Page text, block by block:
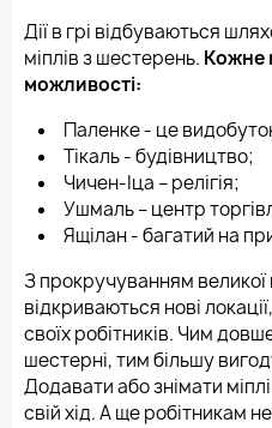
Дії в грі відбуваються
міплів з шестерень. Кожне
можливості:
Паленке - це
Тікаль - будівництво;
Чичен-Іца – релігія;
Ушмаль – центр
Ящілан - багатий на
З прокручуванням великої
відкриваються нові
своїх робітників. Чим
шестерні, тим більшу
Додавати або знімати
свій хід. А ще робітникам